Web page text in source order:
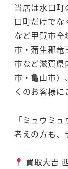
当店は水口
口町だけで
など甲賀市全
市・蒲生郡竜
市など滋賀県
市・亀山市）
くのお客様に
「ミュウミ
考えの方も、
買取大吉